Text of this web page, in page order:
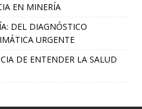
EN MINERÍA
DEL DIAGNÓSTICO
URGENTE
DE ENTENDER LA SALUD